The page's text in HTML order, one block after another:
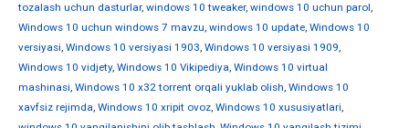
tozalash uchun dasturlar, windows 10 tweaker, windows 10 uchun parol,
Windows 10 uchun windows 7 mavzu, windows 10 update, Windows 10
versiyasi, Windows 10 versiyasi 1903, Windows 10 versiyasi 1909,
Windows 10 vidjety, Windows 10 Vikipediya, Windows 10 virtual
mashinasi, Windows 10 x32 torrent orqali yuklab olish, Windows 10
xavfsiz rejimda, Windows 10 xripit ovoz, Windows 10 xususiyatlari,